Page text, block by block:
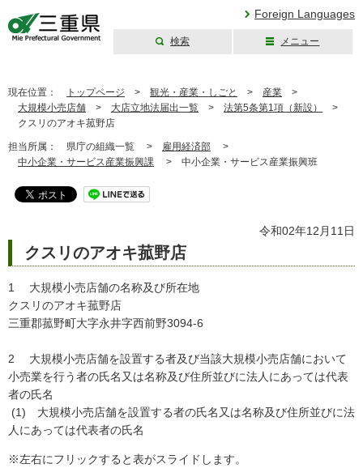
Foreign Languages
検索 メニュー
現在位置： トップページ > 観光・産業・しごと > 産業 >
大規模小売店舗 > 大店立地法届出一覧 > 法第5条第1項（新設）
>
クスリのアオキ菰野店
担当所属： 県庁の組織一覧 > 雇用経済部 >
中小企業・サービス産業振興課 > 中小企業・サービス産業振興班
令和02年12月11日
クスリのアオキ菰野店
1 大規模小売店舗の名称及び所在地
クスリのアオキ菰野店
三重郡菰野町大字永井字西前野3094-6
2 大規模小売店舗を設置する者及び当該大規模小売店舗において
小売業を行う者の氏名又は名称及び住所並びに法人にあっては代表
者の氏名
(1) 大規模小売店舗を設置する者の氏名又は名称及び住所並びに法
人にあっては代表者の氏名
※左右にフリックすると表がスライドします。